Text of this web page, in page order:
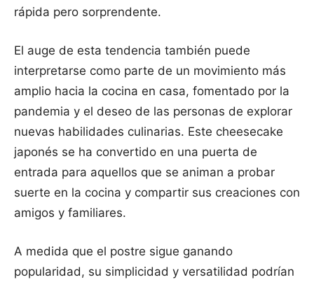
rápida pero sorprendente.
El auge de esta tendencia también puede
interpretarse como parte de un movimiento más
amplio hacia la cocina en casa, fomentado por la
pandemia y el deseo de las personas de explorar
nuevas habilidades culinarias. Este cheesecake
japonés se ha convertido en una puerta de
entrada para aquellos que se animan a probar
suerte en la cocina y compartir sus creaciones con
amigos y familiares.
A medida que el postre sigue ganando
popularidad, su simplicidad y versatilidad podrían